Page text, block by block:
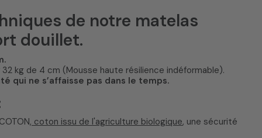
de notre matelas
douillet.
kg de 4 cm (Mousse haute résilience indéformable).
qui ne s’affaisse pas dans le temps.
coton issu de l'agriculture biologique, une sécurité